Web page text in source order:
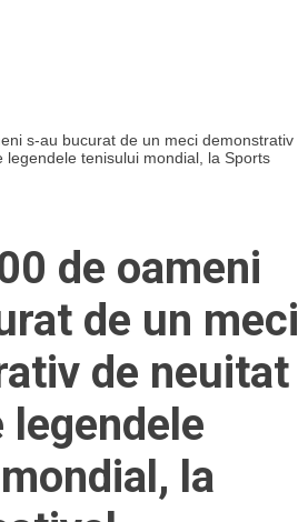
s-au bucurat de un meci demonstrativ
legendele tenisului mondial, la Sports
de oameni
de un meci
de neuitat
la